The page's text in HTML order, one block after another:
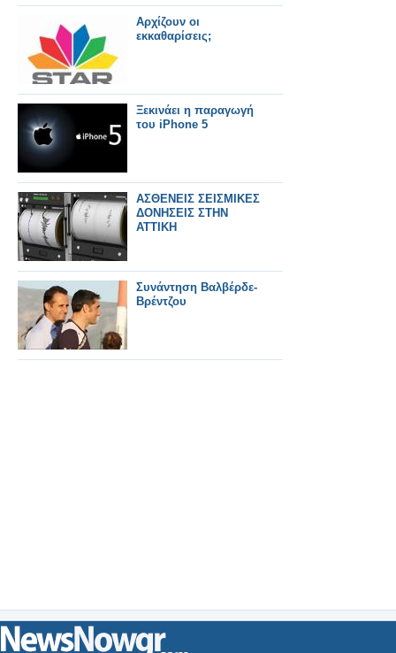
Αρχίζουν οι
εκκαθαρίσεις;
Ξεκινάει η παραγωγή
του iPhone 5
AΣΘΕΝΕΙΣ ΣΕΙΣΜΙΚΕΣ
ΔΟΝΗΣΕΙΣ ΣΤΗΝ
ΑΤΤΙΚΗ
Συνάντηση Βαλβέρδε-
Βρέντζου